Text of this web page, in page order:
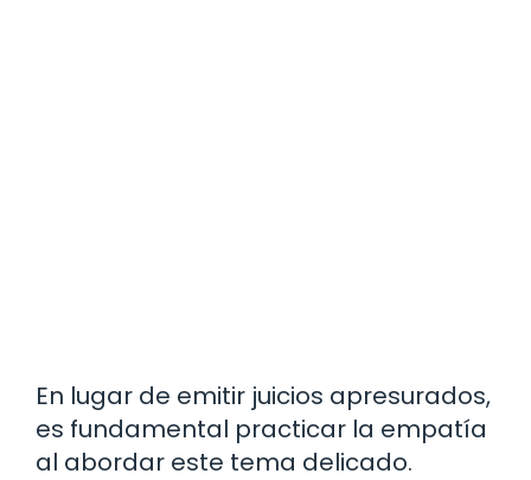
En lugar de emitir juicios apresurados,
es fundamental practicar la empatía
al abordar este tema delicado.